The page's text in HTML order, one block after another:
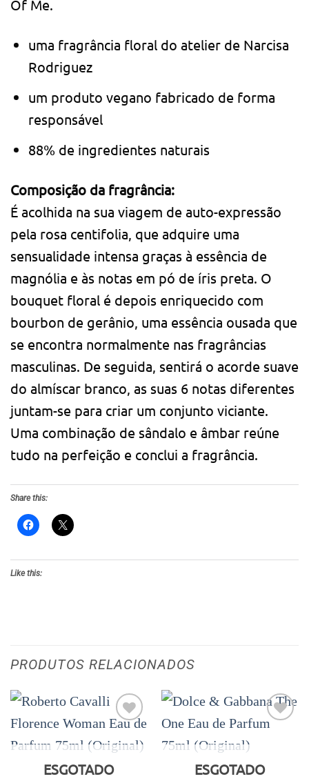
Of Me.
uma fragrância floral do atelier de Narcisa
Rodriguez
um produto vegano fabricado de forma
responsável
88% de ingredientes naturais
Composição da fragrância:
É acolhida na sua viagem de auto-expressão
pela rosa centifolia, que adquire uma
sensualidade intensa graças à essência de
magnólia e às notas em pó de íris preta. O
bouquet floral é depois enriquecido com
bourbon de gerânio, uma essência ousada que
se encontra normalmente nas fragrâncias
masculinas. De seguida, sentirá o acorde suave
do almíscar branco, as suas 6 notas diferentes
juntam-se para criar um conjunto viciante.
Uma combinação de sândalo e âmbar reúne
tudo na perfeição e conclui a fragrância.
Share this:
Like this:
PRODUTOS RELACIONADOS
aos meus
ESGOTADO
aos meus
ESGOTADO